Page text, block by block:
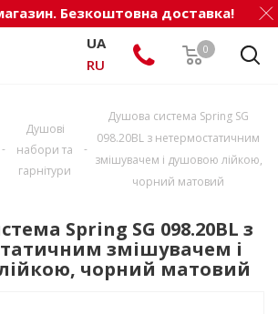
Безкоштовна доставка!
0
UA
RU
-
Душові
набори та
гарнітури
-
Душова система Spring SG
098.20BL з нетермостатичним
змішувачем і душовою лійкою,
чорний матовий
Spring SG 098.20BL з
змішувачем і
чорний матовий